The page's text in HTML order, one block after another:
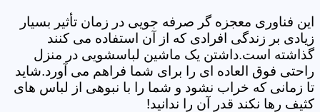
این فناوری معجزه گر صرفه جویی در زمان تأثیر بسیار
زیادی بر زندگی افرادی که از آن استفاده می کنند
گذاشته است.داشتن یک ماشین لباسشویی در منزل
راحتی فوق العاده ای را برای شما فراهم می آورد.شاید
تا زمانی که خراب نشود و شما را با نبوهی از لباس های
کثیف رها نکند قدر آن را ندانید!